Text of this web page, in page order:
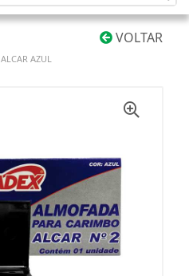
VOLTAR
AZUL